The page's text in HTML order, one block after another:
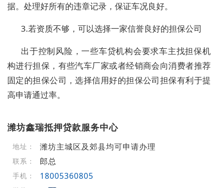
据。处理好所有的违章记录，保证车况良好。
3.若资质不够，可以选择一家信誉良好的担保公司
出于控制风险，一些车贷机构会要求车主找担保机
构进行担保，有些汽车厂家或者经销商会向消费者推荐
固定的担保公司，选择信用好的担保公司担保有利于提
高申请通过率。
潍坊鑫瑞抵押贷款服务中心
地址： 潍坊主城区及郊县均可申请办理
联系： 郎总
手机： 18005360805